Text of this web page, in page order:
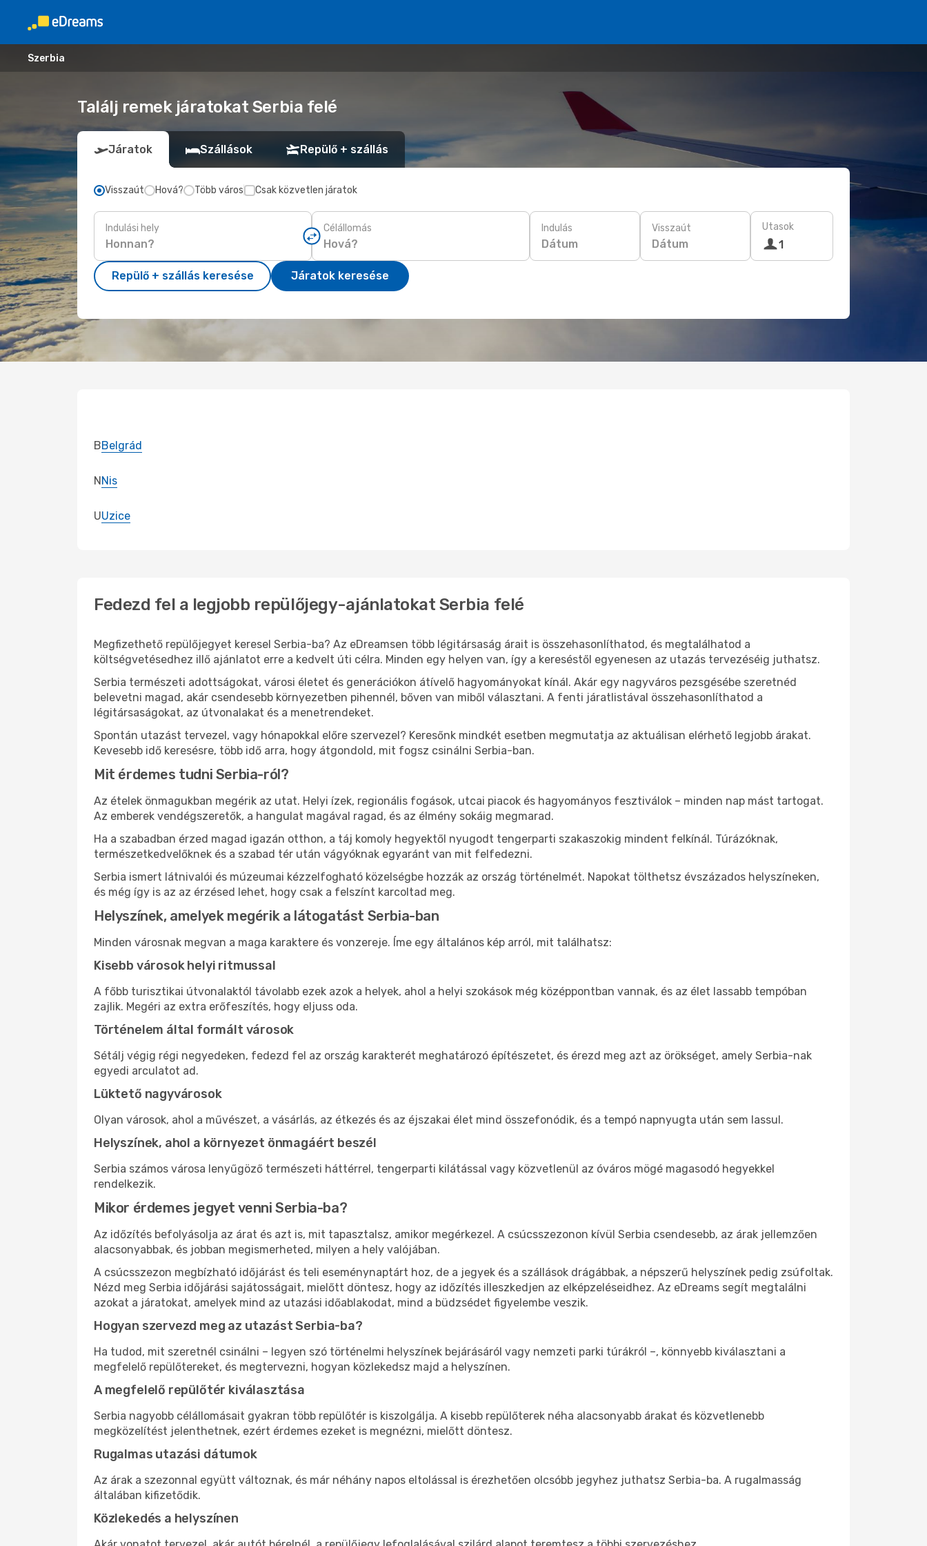
Szerbia
Találj remek járatokat Serbia felé
Járatok Szállások Repülő + szállás
Visszaút Hová? Több város Csak közvetlen járatok
Indulási hely Célállomás Indulás
Dátum
Visszaút
Dátum
Utasok
1
Repülő + szállás keresése Járatok keresése
BBelgrád
NNis
UUzice
Fedezd fel a legjobb repülőjegy-ajánlatokat Serbia felé
Megfizethető repülőjegyet keresel Serbia-ba? Az eDreamsen több légitársaság árait is összehasonlíthatod, és megtalálhatod a
költségvetésedhez illő ajánlatot erre a kedvelt úti célra. Minden egy helyen van, így a kereséstől egyenesen az utazás tervezéséig juthatsz.
Serbia természeti adottságokat, városi életet és generációkon átívelő hagyományokat kínál. Akár egy nagyváros pezsgésébe szeretnéd
belevetni magad, akár csendesebb környezetben pihennél, bőven van miből választani. A fenti járatlistával összehasonlíthatod a
légitársaságokat, az útvonalakat és a menetrendeket.
Spontán utazást tervezel, vagy hónapokkal előre szervezel? Keresőnk mindkét esetben megmutatja az aktuálisan elérhető legjobb árakat.
Kevesebb idő keresésre, több idő arra, hogy átgondold, mit fogsz csinálni Serbia-ban.
Mit érdemes tudni Serbia-ról?
Az ételek önmagukban megérik az utat. Helyi ízek, regionális fogások, utcai piacok és hagyományos fesztiválok – minden nap mást tartogat.
Az emberek vendégszeretők, a hangulat magával ragad, és az élmény sokáig megmarad.
Ha a szabadban érzed magad igazán otthon, a táj komoly hegyektől nyugodt tengerparti szakaszokig mindent felkínál. Túrázóknak,
természetkedvelőknek és a szabad tér után vágyóknak egyaránt van mit felfedezni.
Serbia ismert látnivalói és múzeumai kézzelfogható közelségbe hozzák az ország történelmét. Napokat tölthetsz évszázados helyszíneken,
és még így is az az érzésed lehet, hogy csak a felszínt karcoltad meg.
Helyszínek, amelyek megérik a látogatást Serbia-ban
Minden városnak megvan a maga karaktere és vonzereje. Íme egy általános kép arról, mit találhatsz:
Kisebb városok helyi ritmussal
A főbb turisztikai útvonalaktól távolabb ezek azok a helyek, ahol a helyi szokások még középpontban vannak, és az élet lassabb tempóban
zajlik. Megéri az extra erőfeszítés, hogy eljuss oda.
Történelem által formált városok
Sétálj végig régi negyedeken, fedezd fel az ország karakterét meghatározó építészetet, és érezd meg azt az örökséget, amely Serbia-nak
egyedi arculatot ad.
Lüktető nagyvárosok
Olyan városok, ahol a művészet, a vásárlás, az étkezés és az éjszakai élet mind összefonódik, és a tempó napnyugta után sem lassul.
Helyszínek, ahol a környezet önmagáért beszél
Serbia számos városa lenyűgöző természeti háttérrel, tengerparti kilátással vagy közvetlenül az óváros mögé magasodó hegyekkel
rendelkezik.
Mikor érdemes jegyet venni Serbia-ba?
Az időzítés befolyásolja az árat és azt is, mit tapasztalsz, amikor megérkezel. A csúcsszezonon kívül Serbia csendesebb, az árak jellemzően
alacsonyabbak, és jobban megismerheted, milyen a hely valójában.
A csúcsszezon megbízható időjárást és teli eseménynaptárt hoz, de a jegyek és a szállások drágábbak, a népszerű helyszínek pedig zsúfoltak.
Nézd meg Serbia időjárási sajátosságait, mielőtt döntesz, hogy az időzítés illeszkedjen az elképzeléseidhez. Az eDreams segít megtalálni
azokat a járatokat, amelyek mind az utazási időablakodat, mind a büdzsédet figyelembe veszik.
Hogyan szervezd meg az utazást Serbia-ba?
Ha tudod, mit szeretnél csinálni – legyen szó történelmi helyszínek bejárásáról vagy nemzeti parki túrákról –, könnyebb kiválasztani a
megfelelő repülőtereket, és megtervezni, hogyan közlekedsz majd a helyszínen.
A megfelelő repülőtér kiválasztása
Serbia nagyobb célállomásait gyakran több repülőtér is kiszolgálja. A kisebb repülőterek néha alacsonyabb árakat és közvetlenebb
megközelítést jelenthetnek, ezért érdemes ezeket is megnézni, mielőtt döntesz.
Rugalmas utazási dátumok
Az árak a szezonnal együtt változnak, és már néhány napos eltolással is érezhetően olcsóbb jegyhez juthatsz Serbia-ba. A rugalmasság
általában kifizetődik.
Közlekedés a helyszínen